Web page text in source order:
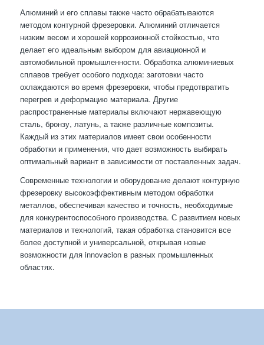
Алюминий и его сплавы также часто обрабатываются
методом контурной фрезеровки. Алюминий отличается
низким весом и хорошей коррозионной стойкостью, что
делает его идеальным выбором для авиационной и
автомобильной промышленности. Обработка алюминиевых
сплавов требует особого подхода: заготовки часто
охлаждаются во время фрезеровки, чтобы предотвратить
перегрев и деформацию материала. Другие
распространенные материалы включают нержавеющую
сталь, бронзу, латунь, а также различные композиты.
Каждый из этих материалов имеет свои особенности
обработки и применения, что дает возможность выбирать
оптимальный вариант в зависимости от поставленных задач.
Современные технологии и оборудование делают контурную
фрезеровку высокоэффективным методом обработки
металлов, обеспечивая качество и точность, необходимые
для конкурентоспособного производства. С развитием новых
материалов и технологий, такая обработка становится все
более доступной и универсальной, открывая новые
возможности для innovacion в разных промышленных
областях.